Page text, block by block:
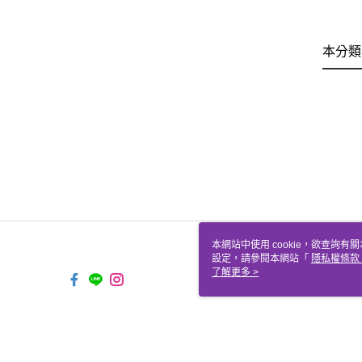
本分
本網站中使用 cookie，欲查詢有
設定，請參閱本網站「 隱私權條款
使用 cookie。
了解更多 >